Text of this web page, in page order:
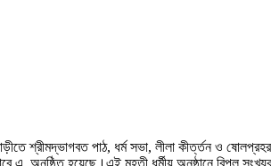
শ্রীমদ্ভাগবত পাঠ, ধর্ম সভা, লীলা কীর্ত্তন ও ষোলপ্রহর
এ অনুষ্ঠিত হয়েছে।এই মহতী ধর্মীয় অনুষ্ঠানে বিপুল